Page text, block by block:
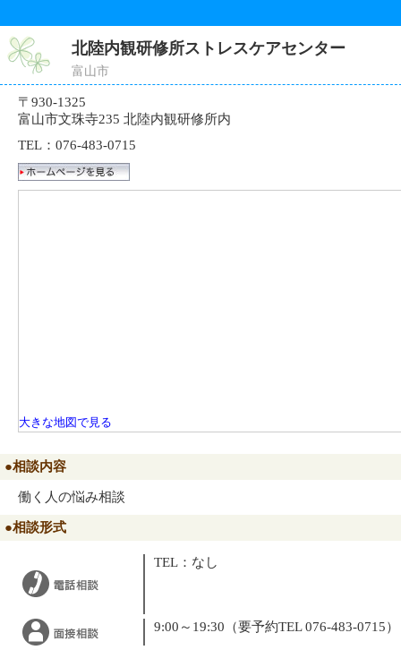
北陸内観研修所ストレスケアセンター
富山市
〒930-1325
富山市文珠寺235 北陸内観研修所内
TEL：076-483-0715
大きな地図で見る
●相談内容
働く人の悩み相談
●相談形式
TEL：なし
9:00～19:30（要予約TEL 076-483-0715）